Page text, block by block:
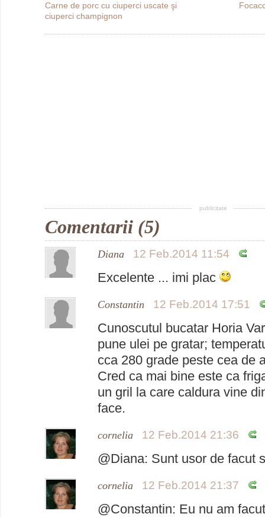
Carne de porc cu ciuperci uscate şi
ciuperci champignon
publicitate
Comentarii (5)
Diana 12 Feb.2014 11:54
Excelente ... imi plac
Constantin 12 Feb.2014 17:51
Cunoscutul bucatar Horia
pune ulei pe gratar;
cca 280 grade peste cea de
Cred ca mai bine este ca
un gril la care caldura vine
face.
cornelia 12 Feb.2014 21:36
@Diana: Sunt usor de facut
cornelia 12 Feb.2014 21:37
@Constantin: Eu nu am